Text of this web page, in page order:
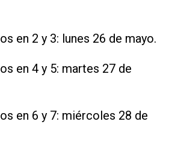
en 2 y 3: lunes 26 de mayo.
en 4 y 5: martes 27 de
en 6 y 7: miércoles 28 de